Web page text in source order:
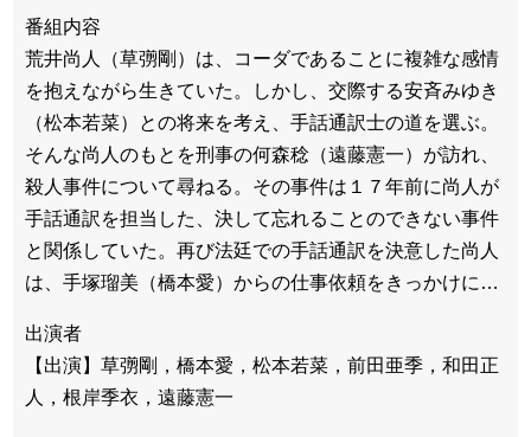
番組内容
荒井尚人（草彅剛）は、コーダであることに複雑な感情
を抱えながら生きていた。しかし、交際する安斉みゆき
（松本若菜）との将来を考え、手話通訳士の道を選ぶ。
そんな尚人のもとを刑事の何森稔（遠藤憲一）が訪れ、
殺人事件について尋ねる。その事件は１７年前に尚人が
手話通訳を担当した、決して忘れることのできない事件
と関係していた。再び法廷での手話通訳を決意した尚人
は、手塚瑠美（橋本愛）からの仕事依頼をきっかけに…
出演者
【出演】草彅剛，橋本愛，松本若菜，前田亜季，和田正
人，根岸季衣，遠藤憲一